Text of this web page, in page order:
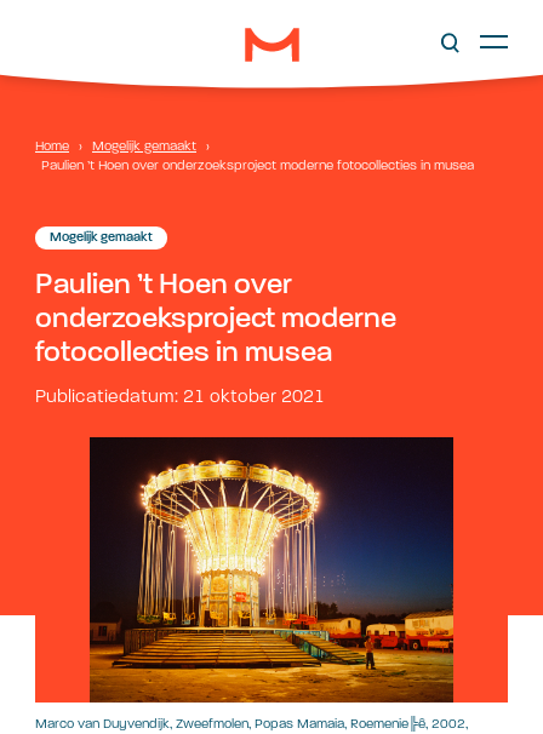
Home › Mogelijk gemaakt
›
Paulien ’t Hoen over onderzoeksproject moderne fotocollecties in musea
Mogelijk gemaakt
Paulien ’t Hoen over
onderzoeksproject moderne
fotocollecties in musea
Publicatiedatum: 21 oktober 2021
Marco van Duyvendijk, Zweefmolen, Popas Mamaia, Roemenie╠ê, 2002,